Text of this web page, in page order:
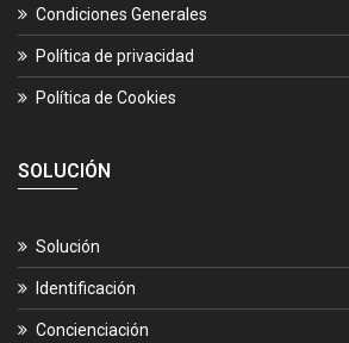
Condiciones Generales
Política de privacidad
Política de Cookies
SOLUCIÓN
Solución
Identificación
Concienciación